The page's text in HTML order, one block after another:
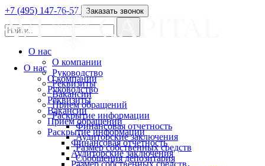
О нас
О компании
Руководство
Реквизиты
Вакансии
Прием обращений
Раскрытие информации
Финансовая отчетность
Аудиторские заключения
Размер собственных средств
+7 (495) 147-76-57 Заказать звонок
О нас
О компании
Руководство
Реквизиты
Вакансии
Прием обращений
Раскрытие информации
Финансовая отчетность
Аудиторские заключения
Размер собственных средств
Сообщения депозитария